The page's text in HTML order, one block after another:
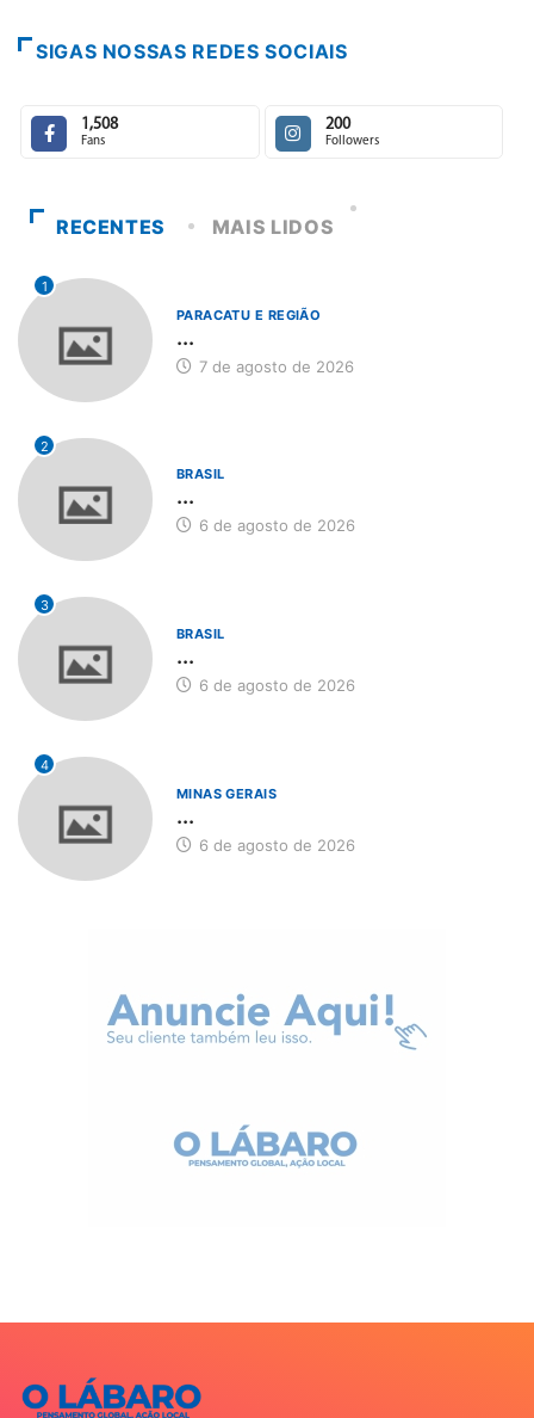
SIGAS NOSSAS REDES SOCIAIS
1,508
Fans
200
Followers
RECENTES MAIS LIDOS
1
PARACATU E REGIÃO
...
7 de agosto de 2026
2
BRASIL
...
6 de agosto de 2026
3
BRASIL
...
6 de agosto de 2026
4
MINAS GERAIS
...
6 de agosto de 2026